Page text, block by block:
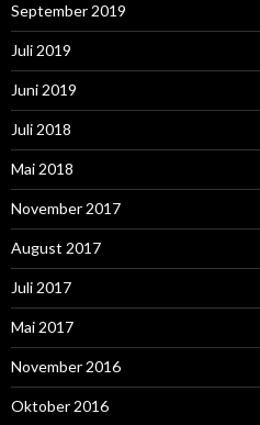
September 2019
Juli 2019
Juni 2019
Juli 2018
Mai 2018
November 2017
August 2017
Juli 2017
Mai 2017
November 2016
Oktober 2016